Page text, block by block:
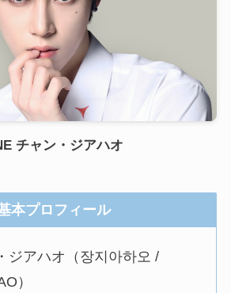
チャン・ジアハオ
本プロフィール
ジアハオ（장지아하오 /
）